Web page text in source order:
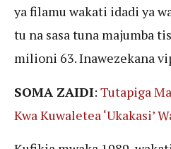
ya filamu wakati idadi ya
tu na sasa tuna majumba
milioni 63. Inawezekana
SOMA ZAIDI: Tutapiga
Kwa Kuwaletea ‘Ukakasi’